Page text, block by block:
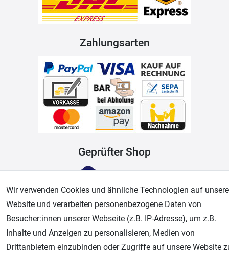
Zahlungsarten
Geprüfter Shop
Wir verwenden Cookies und ähnliche Technologien auf
Website und verarbeiten personenbezogene Daten von
Besucher:innen unserer Webseite (z.B. IP-Adresse), um z.B.
Inhalte und Anzeigen zu personalisieren, Medien von
Drittanbietern einzubinden oder Zugriffe auf unsere Website